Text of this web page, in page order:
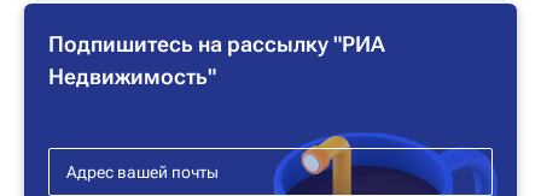
Подпишитесь на рассылку "РИА
Недвижимость"